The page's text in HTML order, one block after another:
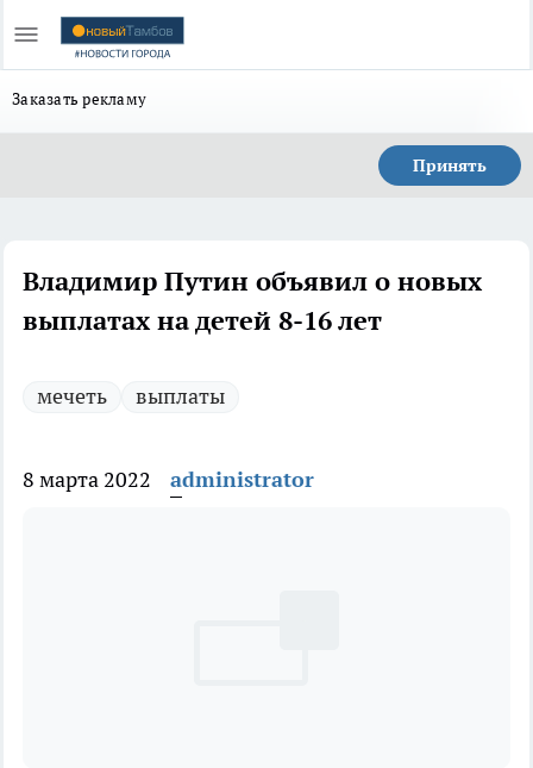
Заказать рекламу
Принять
Владимир Путин объявил о новых
выплатах на детей 8-16 лет
мечеть выплаты
8 марта 2022 administrator